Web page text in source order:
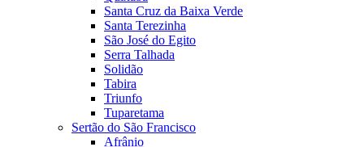
Santa Cruz da Baixa Verde
Santa Terezinha
São José do Egito
Serra Talhada
Solidão
Tabira
Triunfo
Tuparetama
Sertão do São Francisco
Afrânio